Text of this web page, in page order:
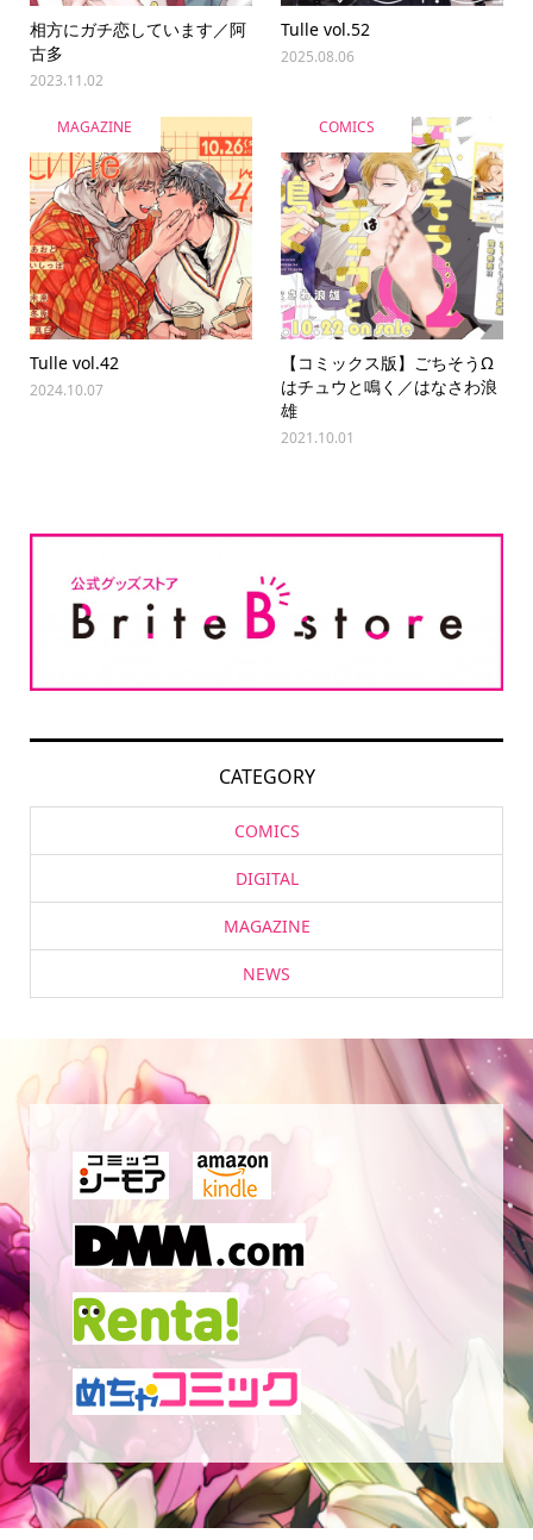
相方にガチ恋しています／阿
古多
2023.11.02
Tulle vol.52
2025.08.06
MAGAZINE
Tulle vol.42
2024.10.07
COMICS
【コミックス版】ごちそうΩ
はチュウと鳴く／はなさわ浪
雄
2021.10.01
CATEGORY
COMICS
DIGITAL
MAGAZINE
NEWS